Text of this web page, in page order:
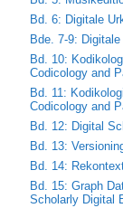
Bd. 6: Digitale
Bde. 7-9:
Bd. 10:
Codicology and
Bd. 11:
Codicology and
Bd. 12: Digital
Bd. 13:
Bd. 14:
Bd. 15: Graph
Scholarly Digital